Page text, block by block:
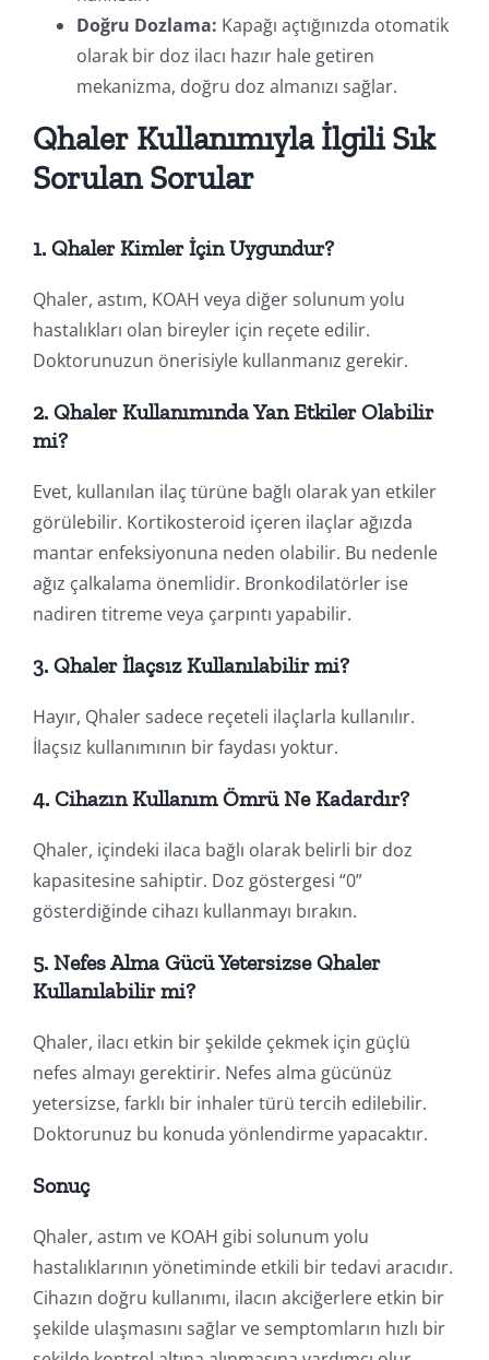
Doğru Dozlama: Kapağı açtığınızda otomatik
olarak bir doz ilacı hazır hale getiren
mekanizma, doğru doz almanızı sağlar.
Qhaler Kullanımıyla İlgili Sık
Sorulan Sorular
1. Qhaler Kimler İçin Uygundur?
Qhaler, astım, KOAH veya diğer solunum yolu
hastalıkları olan bireyler için reçete edilir.
Doktorunuzun önerisiyle kullanmanız gerekir.
2. Qhaler Kullanımında Yan Etkiler Olabilir
mi?
Evet, kullanılan ilaç türüne bağlı olarak yan etkiler
görülebilir. Kortikosteroid içeren ilaçlar ağızda
mantar enfeksiyonuna neden olabilir. Bu nedenle
ağız çalkalama önemlidir. Bronkodilatörler ise
nadiren titreme veya çarpıntı yapabilir.
3. Qhaler İlaçsız Kullanılabilir mi?
Hayır, Qhaler sadece reçeteli ilaçlarla kullanılır.
İlaçsız kullanımının bir faydası yoktur.
4. Cihazın Kullanım Ömrü Ne Kadardır?
Qhaler, içindeki ilaca bağlı olarak belirli bir doz
kapasitesine sahiptir. Doz göstergesi “0”
gösterdiğinde cihazı kullanmayı bırakın.
5. Nefes Alma Gücü Yetersizse Qhaler
Kullanılabilir mi?
Qhaler, ilacı etkin bir şekilde çekmek için güçlü
nefes almayı gerektirir. Nefes alma gücünüz
yetersizse, farklı bir inhaler türü tercih edilebilir.
Doktorunuz bu konuda yönlendirme yapacaktır.
Sonuç
Qhaler, astım ve KOAH gibi solunum yolu
hastalıklarının yönetiminde etkili bir tedavi aracıdır.
Cihazın doğru kullanımı, ilacın akciğerlere etkin bir
şekilde ulaşmasını sağlar ve semptomların hızlı bir